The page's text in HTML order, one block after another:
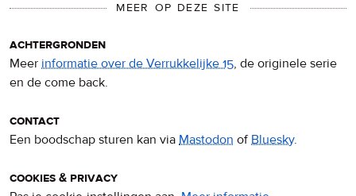
MEER OP DEZE SITE
achtergronden
Meer informatie over de Verrukkelijke 15, de originele serie
en de come back.
contact
Een boodschap sturen kan via Mastodon ofBluesky.
cookies & privacy